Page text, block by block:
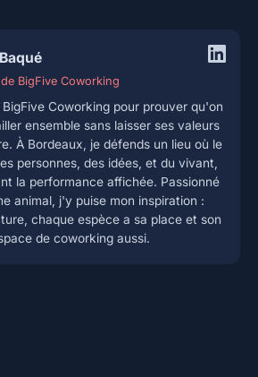
BigFive Coworking
Coworking pour prouver qu'on
ensemble sans laisser ses valeurs
À Bordeaux, je défends un lieu où le
personnes, des idées, et du vivant,
la performance affichée. Passionné
animal, j'y puise mon inspiration :
chaque espèce a sa place et son
de coworking aussi.